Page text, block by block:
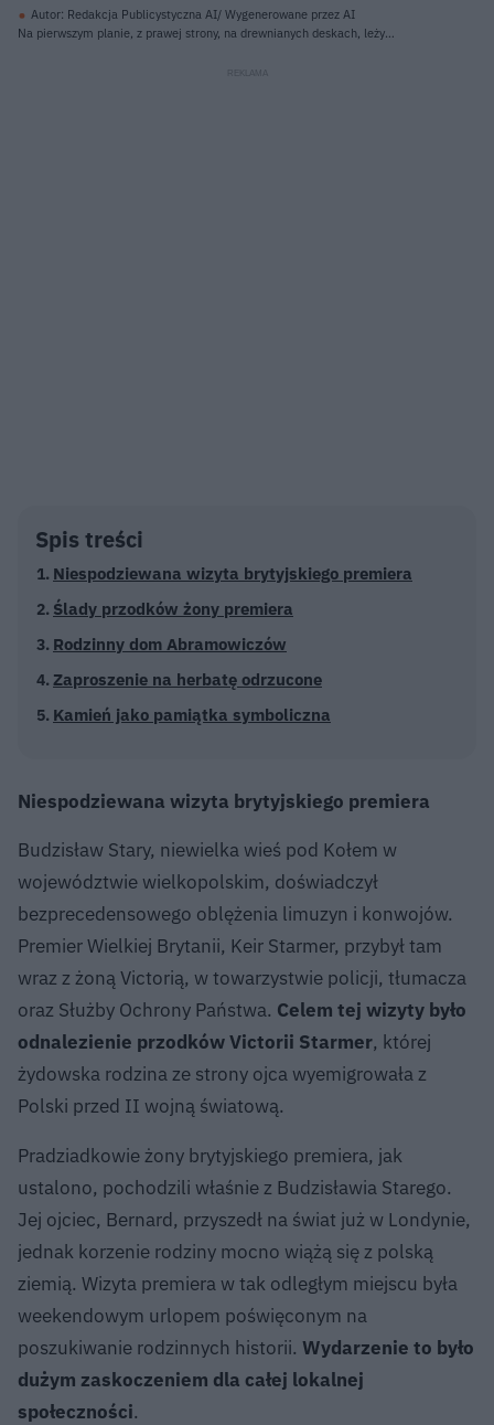
Autor: Redakcja Publicystyczna AI/ Wygenerowane przez AI
Na pierwszym planie, z prawej strony, na drewnianych deskach, leży
poprzecinane wyraźnymi słojami i liniami, z widocznymi rdzawymi łebkami
Spis treści
Niespodziewana wizyta brytyjskiego premiera
Ślady przodków żony premiera
Rodzinny dom Abramowiczów
Zaproszenie na herbatę odrzucone
Kamień jako pamiątka symboliczna
Niespodziewana wizyta brytyjskiego premiera
Budzisław Stary, niewielka wieś pod Kołem w
województwie wielkopolskim, doświadczył
bezprecedensowego oblężenia limuzyn i konwojów.
Premier Wielkiej Brytanii, Keir Starmer, przybył tam
wraz z żoną Victorią, w towarzystwie policji, tłumacza
oraz Służby Ochrony Państwa. Celem tej wizyty było
odnalezienie przodków Victorii Starmer, której
żydowska rodzina ze strony ojca wyemigrowała z
Polski przed II wojną światową.
Pradziadkowie żony brytyjskiego premiera, jak
ustalono, pochodzili właśnie z Budzisławia Starego.
Jej ojciec, Bernard, przyszedł na świat już w Londynie,
jednak korzenie rodziny mocno wiążą się z polską
ziemią. Wizyta premiera w tak odległym miejscu była
weekendowym urlopem poświęconym na
poszukiwanie rodzinnych historii. Wydarzenie to było
dużym zaskoczeniem dla całej lokalnej
społeczności.